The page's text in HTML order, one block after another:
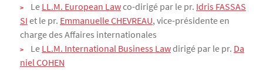
Le LL.M. European Lawco-dirigé par le pr. Idris FASSAS
SI et le pr. Emmanuelle CHEVREAU, vice-présidente en
charge des Affaires internationales
Le LL.M. International Business Lawdirigé par le pr. Da
niel COHEN